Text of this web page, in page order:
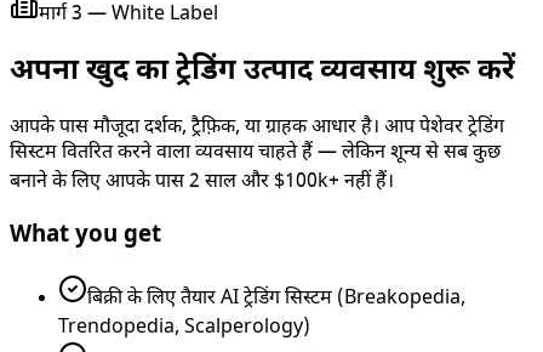
मार्ग 3 — White Label
अपना खुद का ट्रेडिंग उत्पाद व्यवसाय शुरू करें
आपके पास मौजूदा दर्शक, ट्रैफ़िक, या ग्राहक आधार है। आप पेशेवर ट्रेडिंग
सिस्टम वितरित करने वाला व्यवसाय चाहते हैं — लेकिन शून्य से सब कुछ
बनाने के लिए आपके पास 2 साल और $100k+ नहीं हैं।
What you get
बिक्री के लिए तैयार AI ट्रेडिंग सिस्टम (Breakopedia,
Trendopedia, Scalperology)